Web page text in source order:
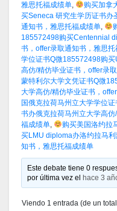
雅思托福成绩单,
购买加拿
买Seneca 研究生学历证书办
通知书，雅思托福成绩单,
185572498购买Centennial
书，offer录取通知书，雅思
学位证书Q微185572498购
高仿/精仿毕业证书，offer录
蒙特利尔大学文凭证书Q微
大学高仿/精仿毕业证书，
国俄克拉荷马州立大学学位
书办俄克拉荷马州立大学高
福成绩单,
购买美国洛约拉
买LMU diploma办洛约拉马
知书，雅思托福成绩单
Este debate tiene 0
por última vez el
hace 3
Viendo 1 entrada (de un